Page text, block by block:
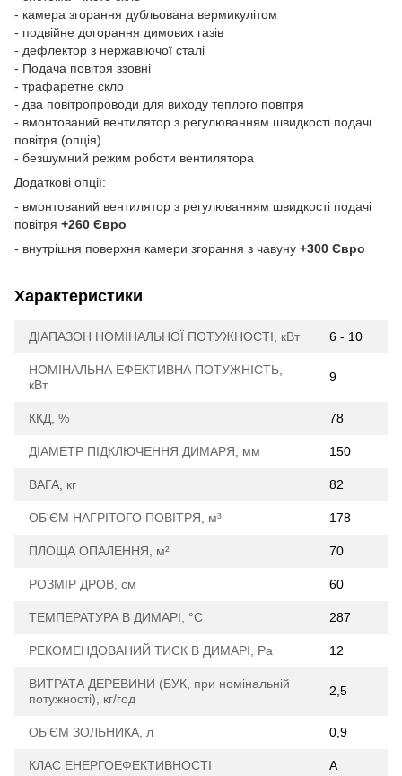
- камера згорання дубльована вермикулітом
- подвійне догорання димових газів
- дефлектор з нержавіючої сталі
- Подача повітря ззовні
- трафаретне скло
- два повітропроводи для виходу теплого повітря
- вмонтований вентилятор з регулюванням швидкості подачі
повітря (опція)
- безшумний режим роботи вентилятора
Додаткові опції:
- вмонтований вентилятор з регулюванням швидкості подачі
повітря +260 Євро
- внутрішня поверхня камери згорання з чавуну +300 Євро
Характеристики
ДІАПАЗОН НОМІНАЛЬНОЇ ПОТУЖНОСТІ, кВт 6 - 10
НОМІНАЛЬНА ЕФЕКТИВНА ПОТУЖНІСТЬ,
кВт
9
ККД, % 78
ДІАМЕТР ПІДКЛЮЧЕННЯ ДИМАРЯ, мм 150
ВАГА, кг 82
ОБ'ЄМ НАГРІТОГО ПОВІТРЯ, м³ 178
ПЛОЩА ОПАЛЕННЯ, м² 70
РОЗМІР ДРОВ, см 60
ТЕМПЕРАТУРА В ДИМАРІ, °С 287
РЕКОМЕНДОВАНИЙ ТИСК В ДИМАРІ, Ра 12
ВИТРАТА ДЕРЕВИНИ (БУК, при номінальній
потужності), кг/год
2,5
ОБ'ЄМ ЗОЛЬНИКА, л 0,9
КЛАС ЕНЕРГОЕФЕКТИВНОСТІ А